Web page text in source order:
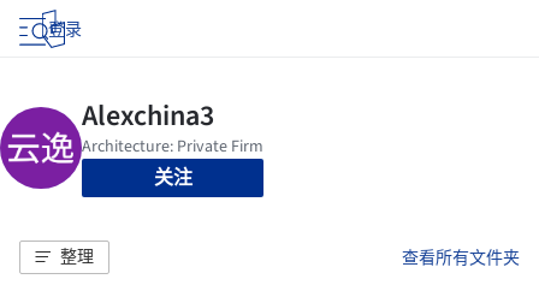
登录
关注
整理 查看所有文件夹